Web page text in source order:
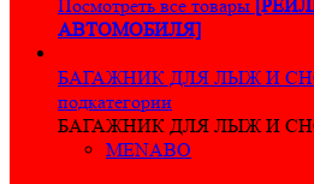
Посмотреть все товары
АВТОМОБИЛЯ]
БАГАЖНИК ДЛЯ ЛЫЖ И
подкатегории
БАГАЖНИК ДЛЯ ЛЫЖ И
MENABO